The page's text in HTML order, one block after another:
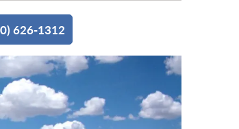
626-1312